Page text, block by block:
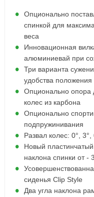
Опционально
спинкой для
веса
Инновационная
алюминиевай при
Три варианта
удобства положения
Опционально опора
колес из карбона
Опционально
подпружинивания
Развал колес: 0°, 3°,
Новый пластинчатый
наклона спинки от -
сиденья Clip Style
Два угла наклона